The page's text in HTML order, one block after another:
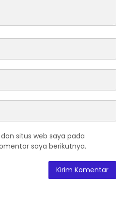
situs web saya pada
saya berikutnya.